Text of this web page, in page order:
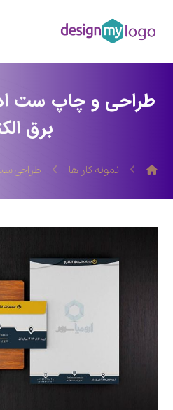
طراحی و چاپ ست
برق
نمونه کار ها طراحی